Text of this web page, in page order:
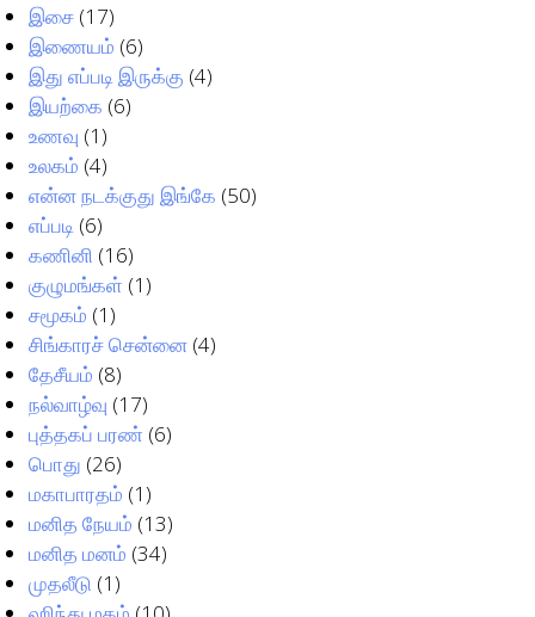
இசை (17)
இணையம் (6)
இது எப்படி இருக்கு (4)
இயற்கை (6)
உணவு (1)
உலகம் (4)
என்ன நடக்குது இங்கே (50)
எப்படி (6)
கணினி (16)
குழுமங்கள் (1)
சமூகம் (1)
சிங்காரச் சென்னை (4)
தேசீயம் (8)
நல்வாழ்வு (17)
புத்தகப் பரண் (6)
பொது (26)
மகாபாரதம் (1)
மனித நேயம் (13)
மனித மனம் (34)
முதலீடு (1)